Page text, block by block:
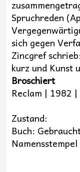
Spruchreden
sich gegen
Zincgref
kurz und Kunst
Broschiert
Reclam | 1982
Zustand:
Buch: